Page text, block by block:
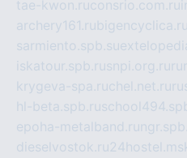
tae-kwon.ruconsrio.com.ru
archery161.rubigencyclica.ru
sarmiento.spb.su
iskatour.spb.rusnpi.org.ru
krygeva-spa.ruchel.net.ru
hl-beta.spb.ru
epoha-metalband.ru
dieselvostok.ru